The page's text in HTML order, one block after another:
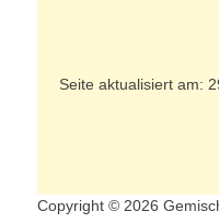
Seite aktualisiert am:
Copyright © 2026